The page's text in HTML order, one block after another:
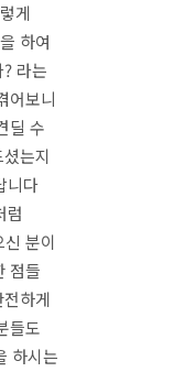
게
하여
라는
어보니
딜 수
는지
니다
럼
분이
점들
하게
들도
하시는